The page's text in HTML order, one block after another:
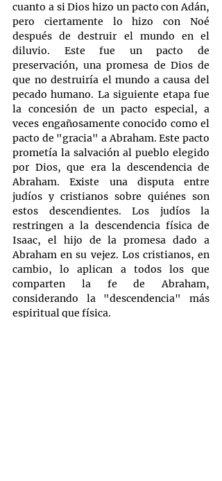
cuanto a si Dios hizo un pacto con Adán,
pero ciertamente lo hizo con Noé
después de destruir el mundo en el
diluvio. Este fue un pacto de
preservación, una promesa de Dios de
que no destruiría el mundo a causa del
pecado humano. La siguiente etapa fue
la concesión de un pacto especial, a
veces engañosamente conocido como el
pacto de "gracia" a Abraham. Este pacto
prometía la salvación al pueblo elegido
por Dios, que era la descendencia de
Abraham. Existe una disputa entre
judíos y cristianos sobre quiénes son
estos descendientes. Los judíos la
restringen a la descendencia física de
Isaac, el hijo de la promesa dado a
Abraham en su vejez. Los cristianos, en
cambio, lo aplican a todos los que
comparten la fe de Abraham,
considerando la "descendencia" más
espiritual que física.